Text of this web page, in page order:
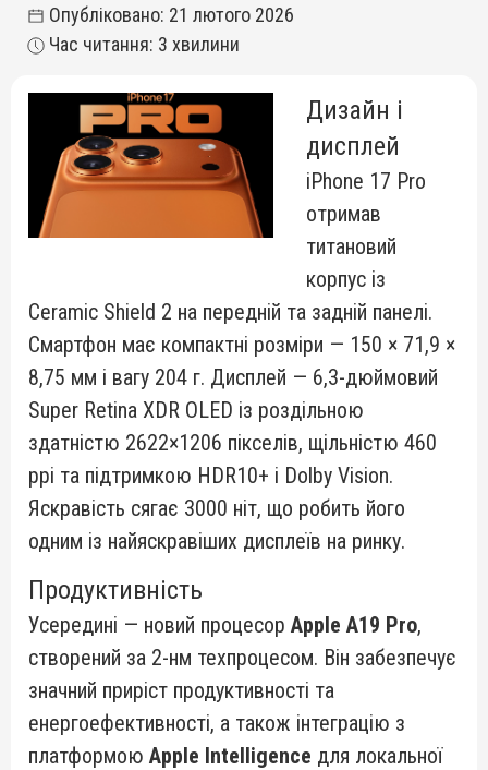
Опубліковано: 21 лютого 2026
Час читання: 3 хвилини
Дизайн і
дисплей
iPhone 17 Pro
отримав
титановий
корпус із
Ceramic Shield 2 на передній та задній панелі.
Смартфон має компактні розміри — 150 × 71,9 ×
8,75 мм і вагу 204 г. Дисплей — 6,3-дюймовий
Super Retina XDR OLED із роздільною
здатністю 2622×1206 пікселів, щільністю 460
ppi та підтримкою HDR10+ і Dolby Vision.
Яскравість сягає 3000 ніт, що робить його
одним із найяскравіших дисплеїв на ринку.
Продуктивність
Усередині — новий процесор Apple A19 Pro,
створений за 2-нм техпроцесом. Він забезпечує
значний приріст продуктивності та
енергоефективності, а також інтеграцію з
платформою Apple Intelligence для локальної